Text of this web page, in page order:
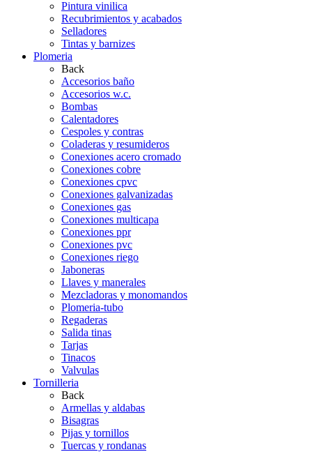
Pintura vinilica
Recubrimientos y acabados
Selladores
Tintas y barnizes
Plomeria
Back
Accesorios baño
Accesorios w.c.
Bombas
Calentadores
Cespoles y contras
Coladeras y resumideros
Conexiones acero cromado
Conexiones cobre
Conexiones cpvc
Conexiones galvanizadas
Conexiones gas
Conexiones multicapa
Conexiones ppr
Conexiones pvc
Conexiones riego
Jaboneras
Llaves y manerales
Mezcladoras y monomandos
Plomeria-tubo
Regaderas
Salida tinas
Tarjas
Tinacos
Valvulas
Tornilleria
Back
Armellas y aldabas
Bisagras
Pijas y tornillos
Tuercas y rondanas